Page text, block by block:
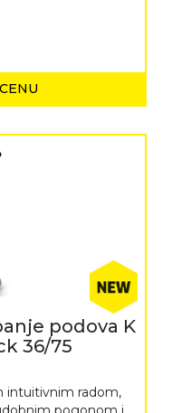
podova K
36/75
intuitivnim radom,